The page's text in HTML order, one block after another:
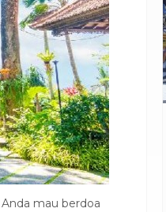
mau berdoa
Tour Bali 3 Hari 2
M...
3 Hari 2 Malam
1.262.000 / pax